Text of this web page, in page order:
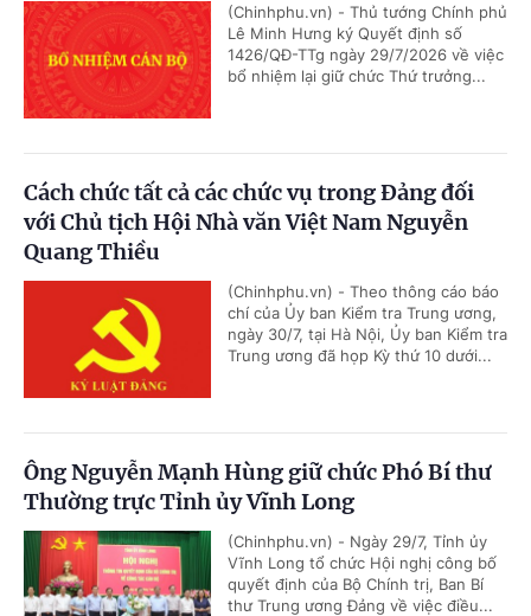
(Chinhphu.vn) - Thủ tướng Chính phủ
Lê Minh Hưng ký Quyết định số
1426/QĐ-TTg ngày 29/7/2026 về việc
bổ nhiệm lại giữ chức Thứ trưởng...
Cách chức tất cả các chức vụ trong Đảng đối
với Chủ tịch Hội Nhà văn Việt Nam Nguyễn
Quang Thiều
(Chinhphu.vn) - Theo thông cáo báo
chí của Ủy ban Kiểm tra Trung ương,
ngày 30/7, tại Hà Nội, Ủy ban Kiểm tra
Trung ương đã họp Kỳ thứ 10 dưới...
Ông Nguyễn Mạnh Hùng giữ chức Phó Bí thư
Thường trực Tỉnh ủy Vĩnh Long
(Chinhphu.vn) - Ngày 29/7, Tỉnh ủy
Vĩnh Long tổ chức Hội nghị công bố
quyết định của Bộ Chính trị, Ban Bí
thư Trung ương Đảng về việc điều...